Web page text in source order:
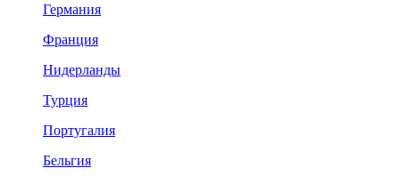
Германия
Франция
Нидерланды
Турция
Португалия
Бельгия